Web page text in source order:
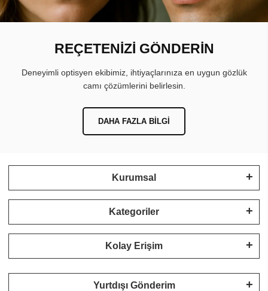
REÇETENİZİ GÖNDERİN
Deneyimli optisyen ekibimiz, ihtiyaçlarınıza en uygun gözlük
camı çözümlerini belirlesin.
DAHA FAZLA BILGI
Kurumsal
Kategoriler
Kolay Erişim
Yurtdışı Gönderim